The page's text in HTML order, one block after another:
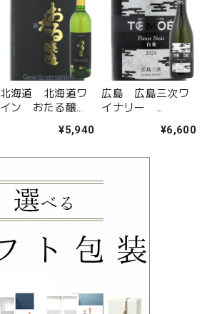
北海道 北海道ワ
イン おたる醸
¥5,940
広島 広島三次ワ
イナリー
ワール 白夜 2024
¥6,600